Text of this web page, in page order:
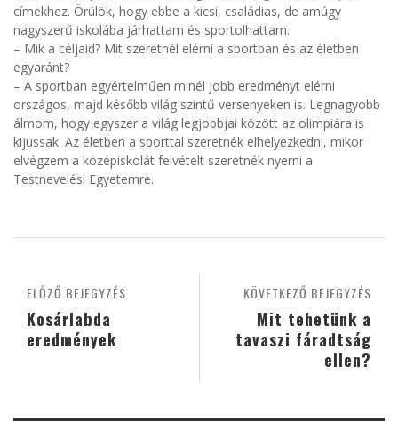
címekhez. Örülök, hogy ebbe a kicsi, családias, de amúgy
nagyszerű iskolába járhattam és sportolhattam.
– Mik a céljaid? Mit szeretnél elérni a sportban és az életben
egyaránt?
– A sportban egyértelműen minél jobb eredményt elérni
országos, majd később világ szintű versenyeken is. Legnagyobb
álmom, hogy egyszer a világ legjobbjai között az olimpiára is
kijussak. Az életben a sporttal szeretnék elhelyezkedni, mikor
elvégzem a középiskolát felvételt szeretnék nyerni a
Testnevelési Egyetemre.
KÖVETKEZŐ BEJEGYZÉS
Mit tehetünk a
tavaszi fáradtság
ellen?
ELŐZŐ BEJEGYZÉS
Kosárlabda
eredmények